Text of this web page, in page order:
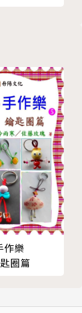
場、失去自己
分攤問題」、
康時預做準
位即將加入或
繪照顧與生死
觀者的身分加
壓力瀕臨身心
平衡，並利用
作樂
圈篇